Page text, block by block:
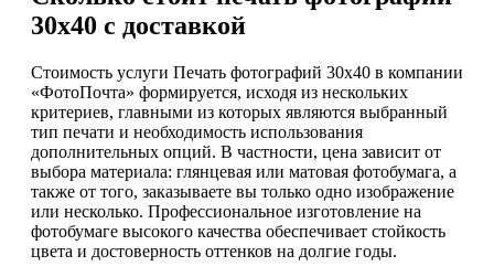
30х40 с доставкой
Стоимость услуги Печать фотографий 30х40 в компании
«ФотоПочта» формируется, исходя из нескольких
критериев, главными из которых являются выбранный
тип печати и необходимость использования
дополнительных опций. В частности, цена зависит от
выбора материала: глянцевая или матовая фотобумага, а
также от того, заказываете вы только одно изображение
или несколько. Профессиональное изготовление на
фотобумаге высокого качества обеспечивает стойкость
цвета и достоверность оттенков на долгие годы.